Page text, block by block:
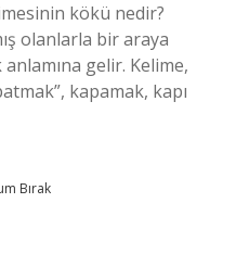
kökü nedir?
olanlarla bir araya
gelir. Kelime,
kapamak, kapı
Bırak